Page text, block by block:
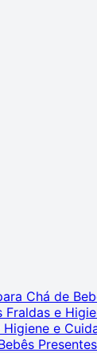
Chá de
Fraldas e
Higiene e